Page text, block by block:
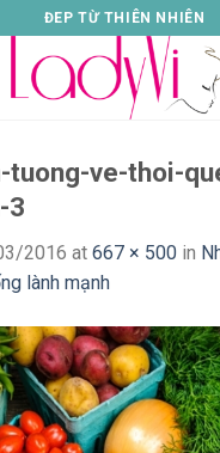
ĐEP TỪ THIÊN NHIÊN
tuong-ve-thoi-
3
2016 at 667 × 500 in
lành mạnh